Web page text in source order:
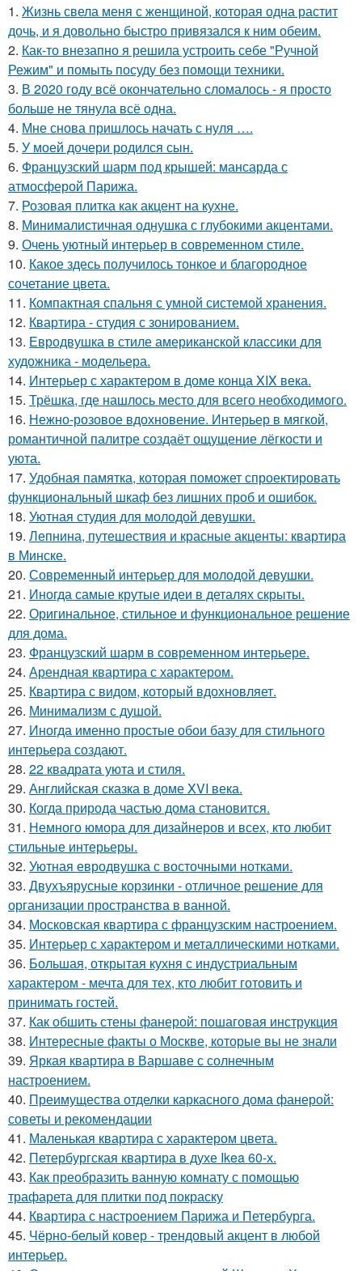
1. Жизнь свела меня с женщиной, которая одна растит
дочь, и я довольно быстро привязался к ним обеим.
2. Как-то внезапно я решила устроить себе "Ручной
Режим" и помыть посуду без помощи техники.
3. В 2020 году всё окончательно сломалось - я просто
больше не тянула всё одна.
4. Мне снова пришлось начать с нуля ….
5. У моей дочери родился сын.
6. Французский шарм под крышей: мансарда с
атмосферой Парижа.
7. Розовая плитка как акцент на кухне.
8. Минималистичная однушка с глубокими акцентами.
9. Очень уютный интерьер в современном стиле.
10. Какое здесь получилось тонкое и благородное
сочетание цвета.
11. Компактная спальня с умной системой хранения.
12. Квартира - студия с зонированием.
13. Евродвушка в стиле американской классики для
художника - модельера.
14. Интерьер с характером в доме конца XIX века.
15. Трёшка, где нашлось место для всего необходимого.
16. Нежно-розовое вдохновение. Интерьер в мягкой,
романтичной палитре создаёт ощущение лёгкости и
уюта.
17. Удобная памятка, которая поможет спроектировать
функциональный шкаф без лишних проб и ошибок.
18. Уютная студия для молодой девушки.
19. Лепнина, путешествия и красные акценты: квартира
в Минске.
20. Современный интерьер для молодой девушки.
21. Иногда самые крутые идеи в деталях скрыты.
22. Оригинальное, стильное и функциональное решение
для дома.
23. Французский шарм в современном интерьере.
24. Арендная квартира с характером.
25. Квартира с видом, который вдохновляет.
26. Минимализм с душой.
27. Иногда именно простые обои базу для стильного
интерьера создают.
28. 22 квадрата уюта и стиля.
29. Английская сказка в доме XVI века.
30. Когда природа частью дома становится.
31. Немного юмора для дизайнеров и всех, кто любит
стильные интерьеры.
32. Уютная евродвушка с восточными нотками.
33. Двухъярусные корзинки - отличное решение для
организации пространства в ванной.
34. Московская квартира с французским настроением.
35. Интерьер с характером и металлическими нотками.
36. Большая, открытая кухня с индустриальным
характером - мечта для тех, кто любит готовить и
принимать гостей.
37. Как обшить стены фанерой: пошаговая инструкция
38. Интересные факты о Москве, которые вы не знали
39. Яркая квартира в Варшаве с солнечным
настроением.
40. Преимущества отделки каркасного дома фанерой:
советы и рекомендации
41. Маленькая квартира с характером цвета.
42. Петербургская квартира в духе Ikea 60-х.
43. Как преобразить ванную комнату с помощью
трафарета для плитки под покраску
44. Квартира с настроением Парижа и Петербурга.
45. Чёрно-белый ковер - трендовый акцент в любой
интерьер.